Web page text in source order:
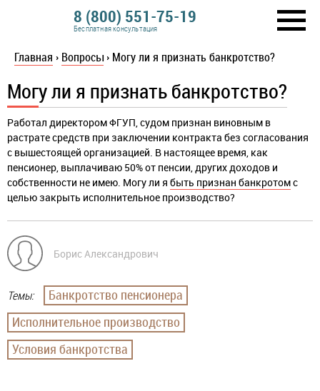
8 (800) 551-75-19
Бесплатная консультация
Главная › Вопросы › Могу ли я признать банкротство?
Могу ли я признать банкротство?
Работал директором ФГУП, судом признан виновным в
растрате средств при заключении контракта без согласования
с вышестоящей организацией. В настоящее время, как
пенсионер, выплачиваю 50% от пенсии, других доходов и
собственности не имею. Могу ли я быть признан банкротомс
целью закрыть исполнительное производство?
Борис Александрович
Темы:
Банкротство пенсионера
Исполнительное производство
Условия банкротства